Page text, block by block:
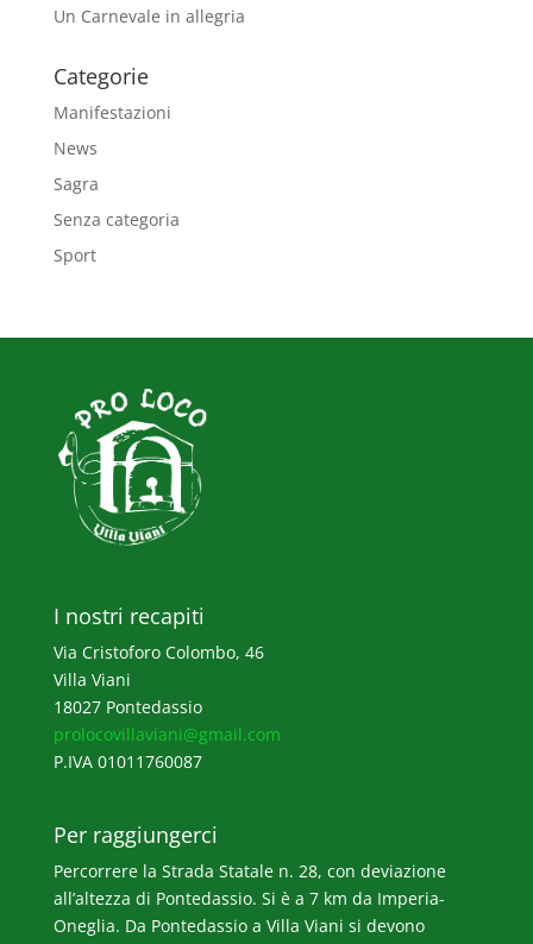
Un Carnevale in allegria
Categorie
Manifestazioni
News
Sagra
Senza categoria
Sport
I nostri recapiti
Via Cristoforo Colombo, 46
Villa Viani
18027 Pontedassio
prolocovillaviani@gmail.com
P.IVA 01011760087
Per raggiungerci
Percorrere la Strada Statale n. 28, con deviazione
all’altezza di Pontedassio. Si è a 7 km da Imperia-
Oneglia. Da Pontedassio a Villa Viani si devono